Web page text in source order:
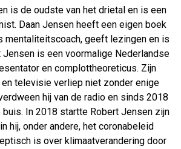
is de oudste van het drietal en is een
Daan Jensen heeft een eigen boek
mentaliteitscoach, geeft lezingen en is
Jensen is een voormalige Nederlandse
en complottheoreticus. Zijn
televisie verliep niet zonder enige
hij van de radio en sinds 2018
buis. In 2018 startte Robert Jensen zijn
hij, onder andere, het coronabeleid
is over klimaatverandering door